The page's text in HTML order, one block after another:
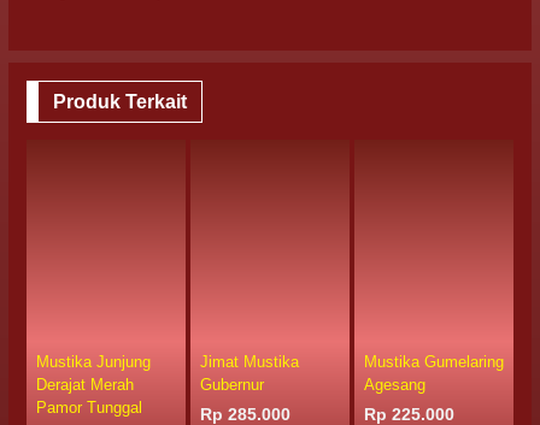
Produk Terkait
Mustika Junjung
Derajat Merah
Pamor Tunggal
Jimat Mustika
Gubernur
Rp 285.000
Mustika Gumelaring
Agesang
Rp 225.000